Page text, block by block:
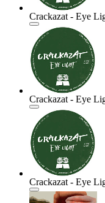
Crackazat - Eye
Crackazat - Eye
Crackazat - Eye